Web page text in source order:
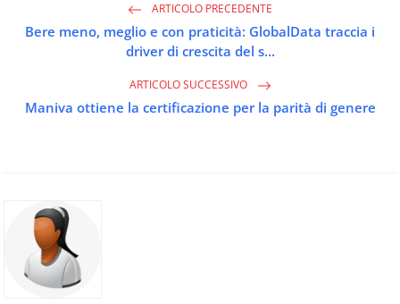
ARTICOLO PRECEDENTE
Bere meno, meglio e con praticità: GlobalData traccia i
driver di crescita del s...
ARTICOLO SUCCESSIVO
Maniva ottiene la certificazione per la parità di genere